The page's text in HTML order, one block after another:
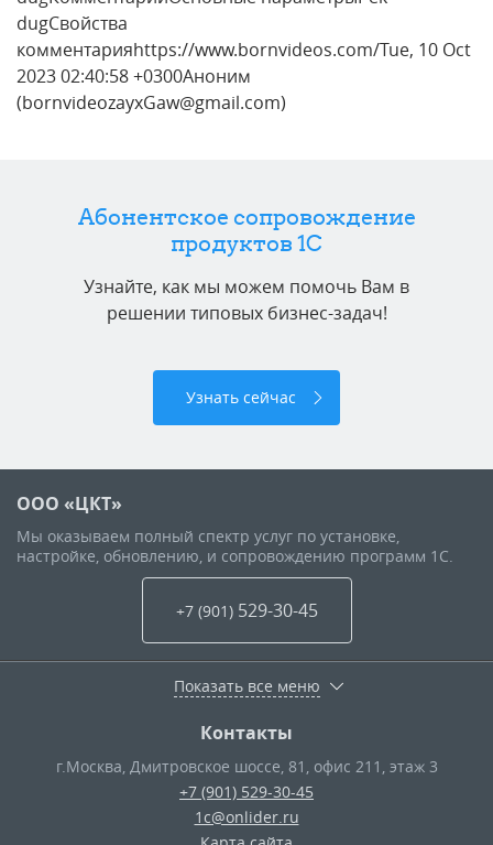
dugСвойства
комментарияhttps://www.bornvideos.com/Tue, 10 Oct
2023 02:40:58 +0300Аноним
(bornvideozayxGaw@gmail.com)
Абонентское сопровождение
продуктов 1C
Узнайте, как мы можем помочь Вам в
решении типовых бизнес-задач!
Узнать сейчас
ООО «ЦКТ»
Мы оказываем полный спектр услуг по установке,
настройке, обновлению, и сопровождению программ 1С.
+7 (901) 529-30-45
Показать все меню
Контакты
г.Москва Дмитровское шоссе, 81, офис 211, этаж 3
+7 (901) 529-30-45
1c@onlider.ru